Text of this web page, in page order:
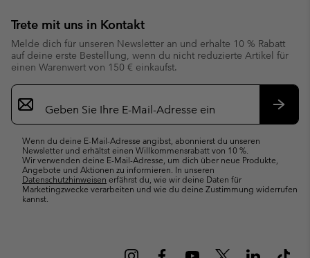
Trete mit uns in Kontakt
Melde dich für unseren Newsletter an und erhalte 10 % Rabatt
auf deine erste Bestellung, wenn du nicht reduzierte Artikel für
einen Warenwert von 150 € einkaufst.
Newsletter-
Anmeldung
Wenn du deine E-Mail-Adresse angibst, abonnierst du unseren
Newsletter und erhältst einen Willkommensrabatt von 10 %.
Wir verwenden deine E-Mail-Adresse, um dich über neue Produkte,
Angebote und Aktionen zu informieren. In unseren
Datenschutzhinweisen erfährst du, wie wir deine Daten für
Marketingzwecke verarbeiten und wie du deine Zustimmung widerrufen
kannst.